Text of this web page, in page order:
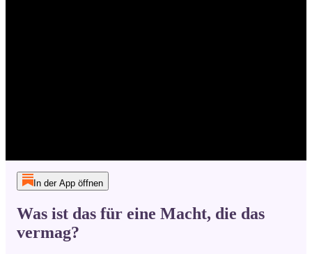
In der App öffnen
Was ist das für eine Macht, die das
vermag?